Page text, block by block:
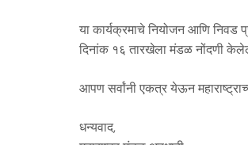
या कार्यक्रमाचे नियोजन आणि निवड
दिनांक १६ तारखेला मंडळ नोंदणी
आपण सर्वांनी एकत्र येऊन
धन्यवाद,